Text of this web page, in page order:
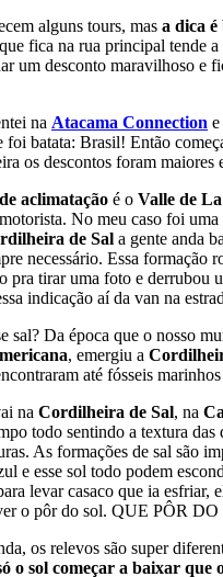
alguns tours, mas a dica é
fica na rua principal tende
um desconto maravilhoso e
na Atacama Connection
foi batata: Brasil! Então
os descontos foram
aclimatação é o Valle de
No meu caso foi
de Sal a gente anda
necessário. Essa formação
pra tirar uma foto e derrubou
indicação aí da van na
sal? Da época que o nosso
, emergiu a
até fósseis
na Cordilheira de Sal, na
todo sentindo a textura
As formações de sal são
e esse sol todo podem
levar casaco que ia esfriar,
o pôr do sol. QUE PÔR
os relevos são super
o sol começar a baixar que